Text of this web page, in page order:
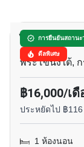
การยืนยันสถานะ
ดีลพิเศษ
ไลฟ์ สุขุมวิท
พระโขนงใต้, ก
฿16,000/เ
ประหยัดไป ฿
1 ห้องนอน